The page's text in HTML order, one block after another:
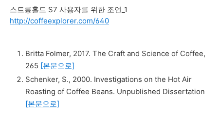
스트롱홀드 S7 사용자를 위한 조언_1
http://coffeexplorer.com/640
Britta Folmer, 2017. The Craft and Science of Coffee,
265 [본문으로]
Schenker, S., 2000. Investigations on the Hot Air
Roasting of Coffee Beans. Unpublished Dissertation
[본문으로]